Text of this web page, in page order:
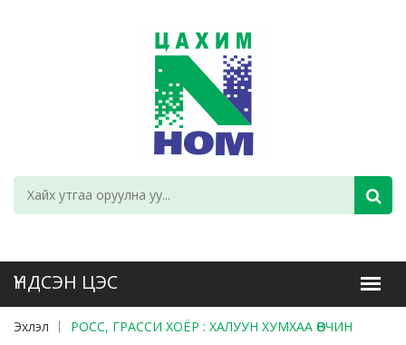
Эхлэл РОСС, ГРАССИ ХОЁР : ХАЛУУН ХУМХАА ӨВЧИН